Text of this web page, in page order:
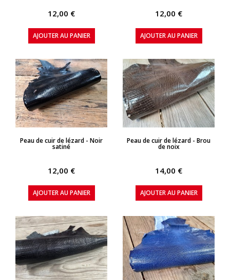
12,00 €
AJOUTER AU PANIER
12,00 €
AJOUTER AU PANIER
APERÇU RAPIDE
Peau de cuir de lézard - Noir
satiné
12,00 €
AJOUTER AU PANIER
APERÇU RAPIDE
Peau de cuir de lézard - Brou
de noix
14,00 €
AJOUTER AU PANIER